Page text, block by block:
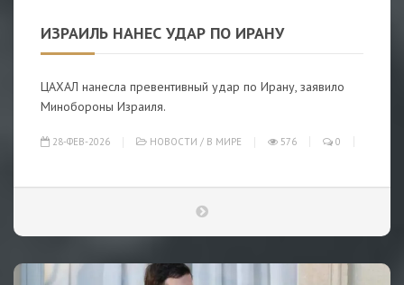
ИЗРАИЛЬ НАНЕС УДАР ПО ИРАНУ
ЦАХАЛ нанесла превентивный удар по Ирану, заявило
Минобороны Израиля.
28-ФЕВ-2026 НОВОСТИ / В МИРЕ 576 0